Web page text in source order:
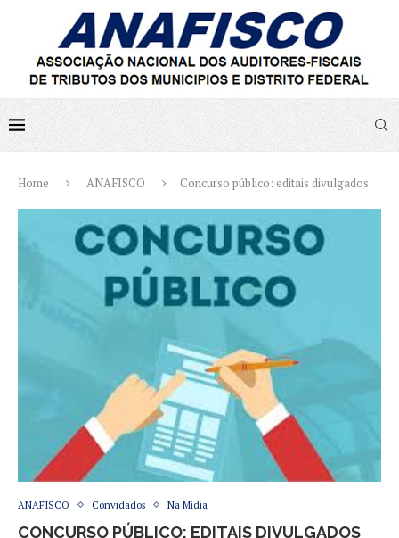
Home ANAFISCO Concurso público: editais divulgados
ANAFISCO Convidados Na Mídia
CONCURSO PÚBLICO: EDITAIS DIVULGADOS